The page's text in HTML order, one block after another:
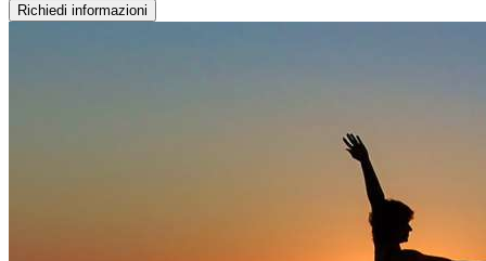
Richiedi informazioni